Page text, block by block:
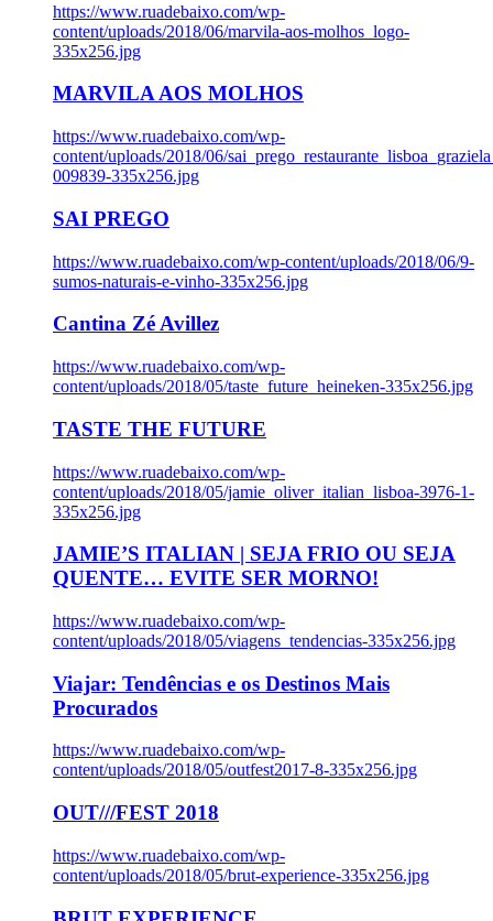
https://www.ruadebaixo.com/wp-
content/uploads/2018/06/marvila-aos-molhos_logo-
335x256.jpg
MARVILA AOS MOLHOS
https://www.ruadebaixo.com/wp-
content/uploads/2018/06/
009839-335x256.jpg
SAI PREGO
https://www.ruadebaixo.com/wp-content/uploads/2018/06/9-
sumos-naturais-e-vinho-335x256.jpg
Cantina Zé Avillez
https://www.ruadebaixo.com/wp-
content/uploads/2018/05/taste_future_heineken-335x256.jpg
TASTE THE FUTURE
https://www.ruadebaixo.com/wp-
content/uploads/2018/05/jamie_oliver_italian_lisboa-3976-1-
335x256.jpg
JAMIE’S ITALIAN | SEJA FRIO OU SEJA
QUENTE… EVITE SER MORNO!
https://www.ruadebaixo.com/wp-
content/uploads/2018/05/viagens_tendencias-335x256.jpg
Viajar: Tendências e os Destinos Mais
Procurados
https://www.ruadebaixo.com/wp-
content/uploads/2018/05/outfest2017-8-335x256.jpg
OUT///FEST 2018
https://www.ruadebaixo.com/wp-
content/uploads/2018/05/brut-experience-335x256.jpg